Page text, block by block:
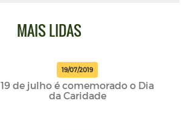
MAIS LIDAS
19/07/2019
19 de julho é comemorado o Dia
da Caridade